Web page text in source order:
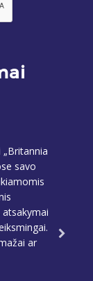
savo
atsakymai
ar